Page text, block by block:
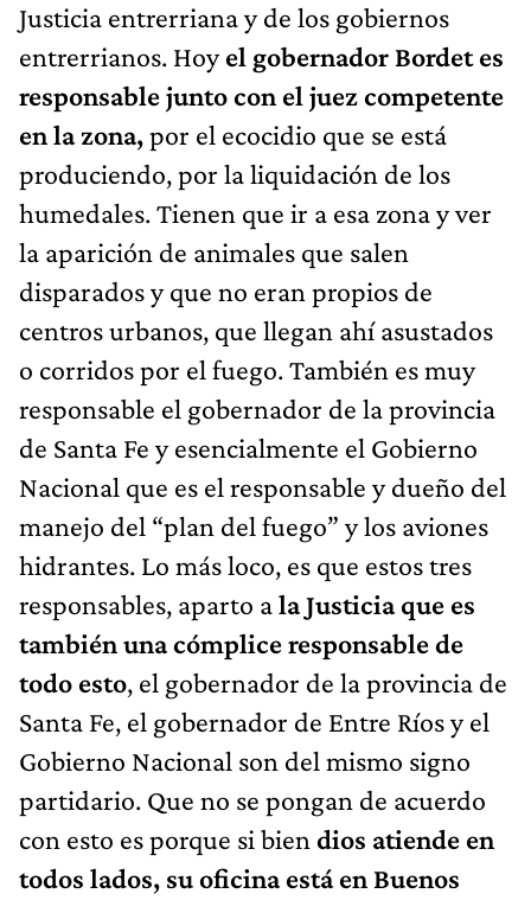
Justicia entrerriana y de los gobiernos
entrerrianos. Hoyel gobernador Bordet es
responsable junto con el juez competente
en la zona,por el ecocidio que se está
produciendo, por la liquidación de los
humedales. Tienen que ir a esa zona y ver
la aparición de animales que salen
disparados y que no eran propios de
centros urbanos, que llegan ahí asustados
o corridos por el fuego. También es muy
responsable el gobernador de la provincia
de Santa Fe y esencialmente el Gobierno
Nacional que es el responsable y dueño del
manejo del “plan del fuego” y los aviones
hidrantes. Lo más loco, es que estos tres
responsables, aparto ala Justicia que es
también una cómplice responsable de
todo esto, el gobernador de la provincia de
Santa Fe, el gobernador de Entre Ríos y el
Gobierno Nacional son del mismo signo
partidario. Que no se pongan de acuerdo
con esto es porque si bien dios atiende en
todos lados, su oficina está en Buenos